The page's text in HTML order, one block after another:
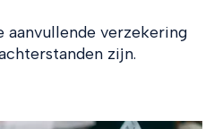
aanvullende verzekering
zijn.